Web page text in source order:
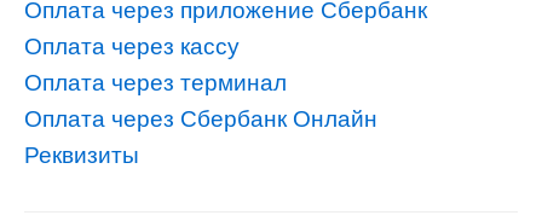
Оплата через приложение Сбербанк
Оплата через кассу
Оплата через терминал
Оплата через Сбербанк Онлайн
Реквизиты